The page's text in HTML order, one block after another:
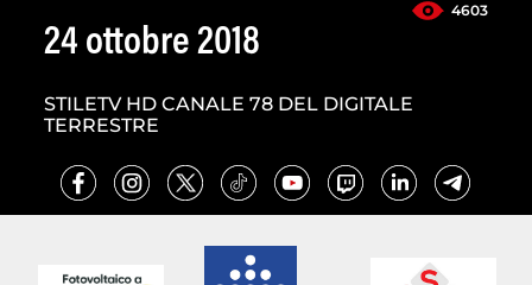
4603
24 ottobre 2018
STILETV HD CANALE 78 DEL DIGITALE
TERRESTRE